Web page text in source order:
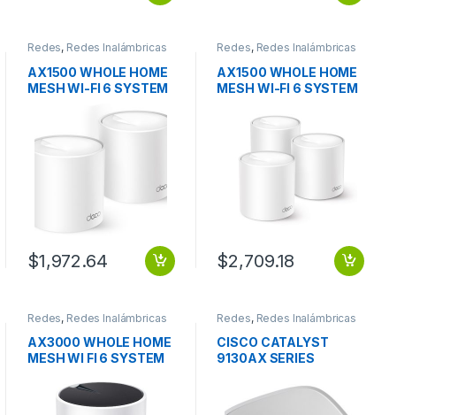
Redes, Redes Inalámbricas
AX1500 WHOLE HOME
MESH WI-FI 6 SYSTEM
$1,972.64
Redes, Redes Inalámbricas
AX1500 WHOLE HOME
MESH WI-FI 6 SYSTEM
$2,709.18
Redes, Redes Inalámbricas
AX3000 WHOLE HOME
MESH WI FI 6 SYSTEM
Redes, Redes Inalámbricas
CISCO CATALYST
9130AX SERIES